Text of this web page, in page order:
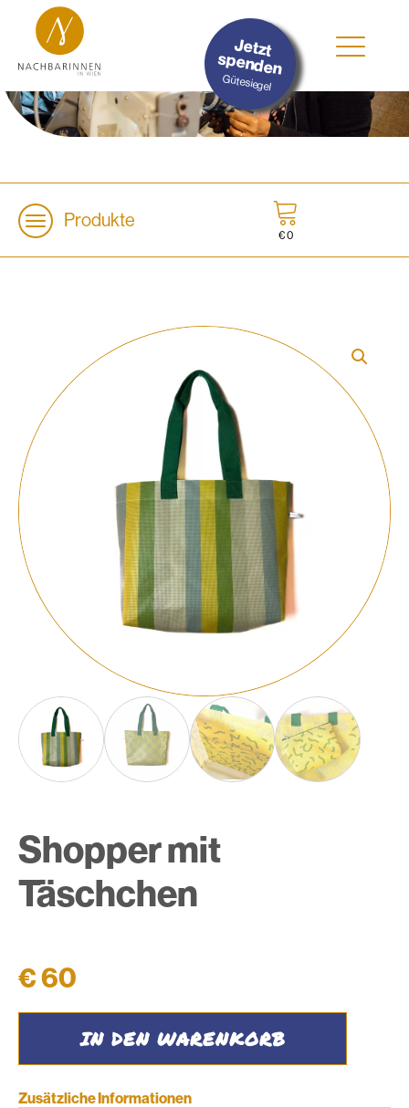
Jetzt
spenden
Gütesiegel
#Nachhaltig
#Sozial
#Lokal
Produkte
€0
Shopper mit
Täschchen
€60
Menge
IN DEN WARENKORB
Zusätzliche Informationen